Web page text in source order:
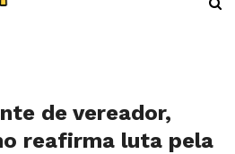
de vereador,
reafirma luta pela